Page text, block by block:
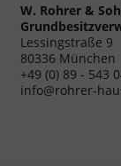
W. Rohrer &
Lessingstraße 9
80336 München
+49 (0) 89 - 543
info@rohrer-